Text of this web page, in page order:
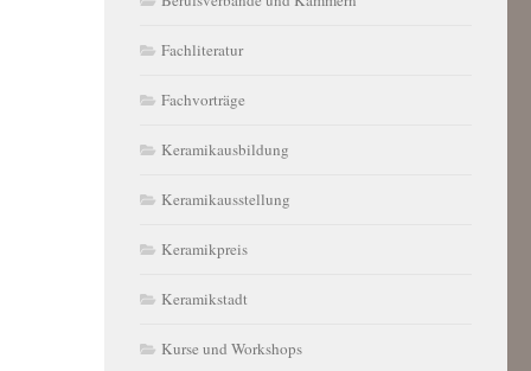
Fachliteratur
Fachvorträge
Keramikausbildung
Keramikausstellung
Keramikpreis
Keramikstadt
Kurse und Workshops